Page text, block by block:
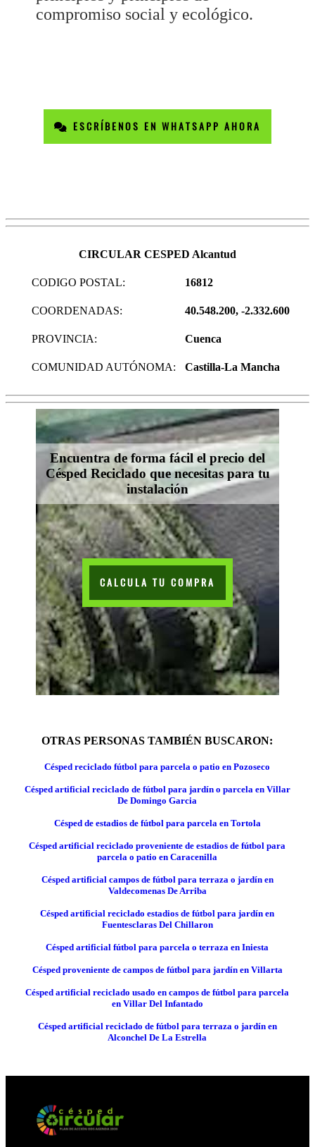
compromiso social y ecológico.
ESCRÍBENOS EN WHATSAPP AHORA
CIRCULAR CESPED Alcantud
CODIGO POSTAL: 16812
COORDENADAS: 40.548.200, -2.332.600
PROVINCIA: Cuenca
COMUNIDAD AUTÓNOMA: Castilla-La Mancha
Encuentra de forma fácil el precio del
Césped Reciclado que necesitas para tu
instalación
CALCULA TU COMPRA
OTRAS PERSONAS TAMBIÉN BUSCARON:
Césped reciclado fútbol para parcela o patio en Pozoseco
Césped artificial reciclado de fútbol para jardín o parcela en Villar
De Domingo Garcia
Césped de estadios de fútbol para parcela en Tortola
Césped artificial reciclado proveniente de estadios de fútbol para
parcela o patio en Caracenilla
Césped artificial campos de fútbol para terraza o jardín en
Valdecomenas De Arriba
Césped artificial reciclado estadios de fútbol para jardín en
Fuentesclaras Del Chillaron
Césped artificial fútbol para parcela o terraza en Iniesta
Césped proveniente de campos de fútbol para jardín en Villarta
Césped artificial reciclado usado en campos de fútbol para parcela
en Villar Del Infantado
Césped artificial reciclado de fútbol para terraza o jardín en
Alconchel De La Estrella